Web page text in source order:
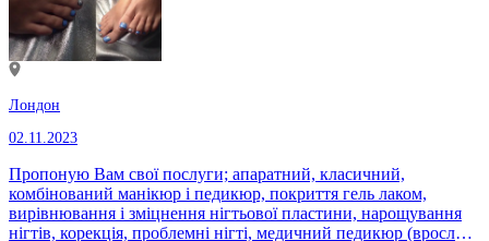
Лондон
02.11.2023
Пропоную Вам свої послуги; апаратний, класичний,
комбінований манікюр і педикюр, покриття гель лаком,
вирівнювання і зміцнення нігтьової пластини, нарощування
нігтів, корекція, проблемні нігті, медичний педикюр (врослий